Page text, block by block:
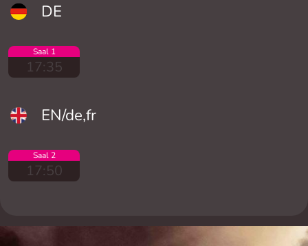
DE
Saal 1
17:35
EN/de,fr
Saal 2
17:50